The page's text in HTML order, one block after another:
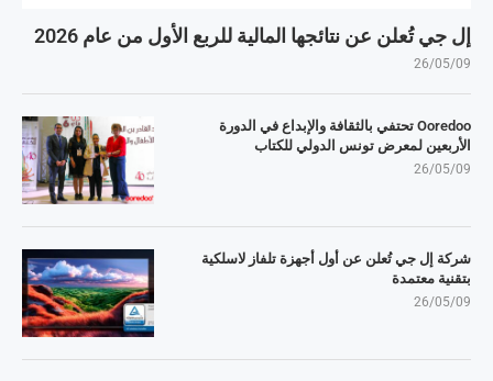
إل جي تُعلن عن نتائجها المالية للربع الأول من عام 2026
26/05/09
Ooredoo تحتفي بالثقافة والإبداع في الدورة
الأربعين لمعرض تونس الدولي للكتاب
26/05/09
شركة إل جي تُعلن عن أول أجهزة تلفاز لاسلكية
بتقنية معتمدة
26/05/09